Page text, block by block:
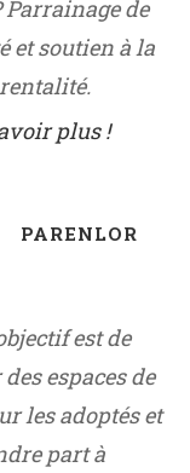
Parrainage de
et soutien à la
plus !
PARENLOR
est de
espaces de
les adoptés et
part à